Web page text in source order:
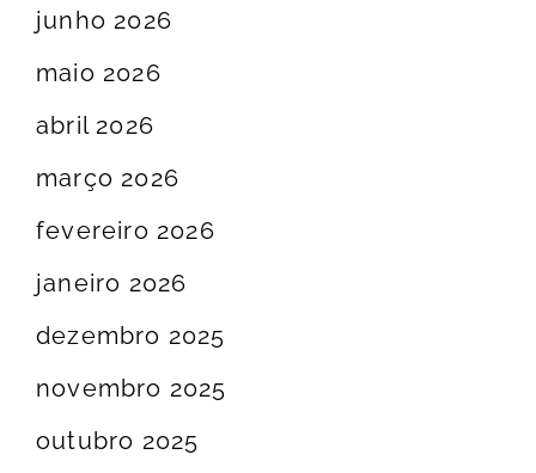
junho 2026
maio 2026
abril 2026
março 2026
fevereiro 2026
janeiro 2026
dezembro 2025
novembro 2025
outubro 2025